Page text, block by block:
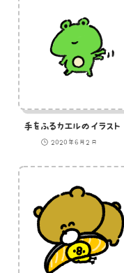
手をふるカエルのイラスト
2020年6月2日